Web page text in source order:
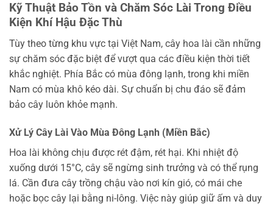
Kỹ Thuật Bảo Tồn và Chăm Sóc Lài Trong Điều
Kiện Khí Hậu Đặc Thù
Tùy theo từng khu vực tại Việt Nam, cây hoa lài cần những
sự chăm sóc đặc biệt để vượt qua các điều kiện thời tiết
khắc nghiệt. Phía Bắc có mùa đông lạnh, trong khi miền
Nam có mùa khô kéo dài. Sự chuẩn bị chu đáo sẽ đảm
bảo cây luôn khỏe mạnh.
Xử Lý Cây Lài Vào Mùa Đông Lạnh (Miền Bắc)
Hoa lài không chịu được rét đậm, rét hại. Khi nhiệt độ
xuống dưới 15°C, cây sẽ ngừng sinh trưởng và có thể rụng
lá. Cần đưa cây trồng chậu vào nơi kín gió, có mái che
hoặc bọc cây lại bằng ni-lông. Việc này giúp giữ ấm và duy